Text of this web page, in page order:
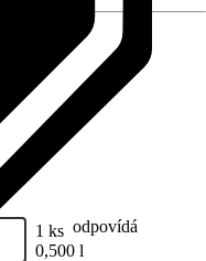
1 ks odpovídá
0,500 l